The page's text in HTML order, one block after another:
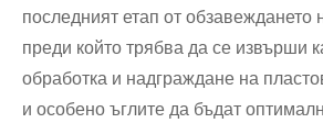
последният етап от обзавеждането
преди който трябва да ⁣се извърши
обработка и надграждане на
и особено ⁢ъглите да бъдат